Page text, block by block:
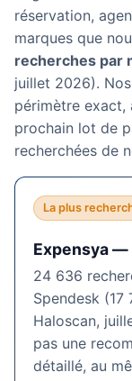
réservation,
marques que
recherches par
juillet 2026).
périmètre
prochain lot de
recherchées de
La plus
Expensya
24 636
Spendesk
Haloscan,
pas une
détaillé, au